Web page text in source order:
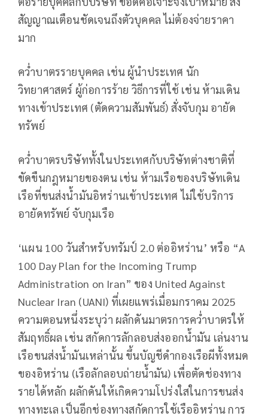
สัญญาณเตือนชัดเจนถึงตัวบุคคล ไม่ต้องจ่ายราคา
มาก
คว่ำบาตรรายบุคคล เช่น ผู้นำประเทศ นัก
วิทยาศาสตร์ ผู้ก่อการร้าย วิธีการที่ใช้ เช่น ห้ามเดิน
ทางเข้าประเทศ (ตัดความสัมพันธ์) สั่งจับกุม อายัด
ทรัพย์
คว่ำบาตรบริษัททั้งในประเทศกับบริษัทต่างชาติที่
ขัดขืนกฎหมายของตน เช่น ห้ามเรือของบริษัทเดิน
เรือที่ขนส่งน้ำมันอิหร่านเข้าประเทศ ไม่ใช้บริการ
อายัดทรัพย์ จับกุมเรือ
‘แผน 100 วันสำหรับทรัมป์ 2.0 ต่ออิหร่าน’ หรือ “A
100 Day Plan for the Incoming Trump
Administration on Iran” ของ United Against
Nuclear Iran (UANI) ที่เผยแพร่เมื่อมกราคม 2025
ความตอนหนึ่งระบุว่า ผลักดันมาตรการคว่ำบาตรให้
สัมฤทธิ์ผล เช่น สกัดการลักลอบส่งออกน้ำมัน เล่นงาน
เรือขนส่งน้ำมันเหล่านั้น ขึ้นบัญชีดำกองเรือผีทั้งหมด
ของอิหร่าน (เรือลักลอบถ่ายน้ำมัน) เพื่อตัดช่องทาง
รายได้หลัก ผลักดันให้เกิดความโปร่งใสในการขนส่ง
ทางทะเล เป็นอีกช่องทางสกัดการใช้เรืออิหร่าน การ